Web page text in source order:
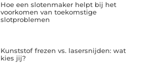
Hoe een slotenmaker helpt bij het
voorkomen van toekomstige
slotproblemen
Kunststof frezen vs. lasersnijden: wat
kies jij?